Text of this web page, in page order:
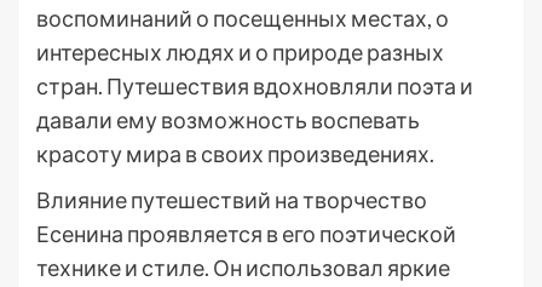
воспоминаний о посещенных местах, о
интересных людях и о природе разных
стран. Путешествия вдохновляли поэта и
давали ему возможность воспевать
красоту мира в своих произведениях.
Влияние путешествий на творчество
Есенина проявляется в его поэтической
технике и стиле. Он использовал яркие